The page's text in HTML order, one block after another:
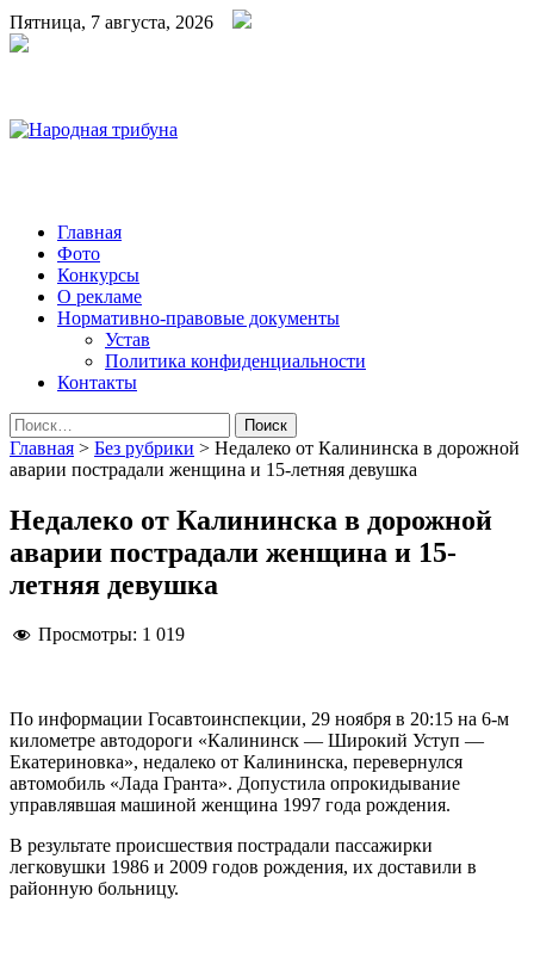
Пятница, 7 августа, 2026
Народная трибуна
Калининская районная газета
Главная
Фото
Конкурсы
О рекламе
Нормативно-правовые документы
Устав
Политика конфиденциальности
Контакты
Найти:
Главная > Без рубрики > Недалеко от Калининска в дорожной
аварии пострадали женщина и 15-летняя девушка
Недалеко от Калининска в дорожной
аварии пострадали женщина и 15-
летняя девушка
Просмотры: 1 019
По информации Госавтоинспекции, 29 ноября в 20:15 на 6-м
километре автодороги «Калининск — Широкий Уступ —
Екатериновка», недалеко от Калининска, перевернулся
автомобиль «Лада Гранта». Допустила опрокидывание
управлявшая машиной женщина 1997 года рождения.
В результате происшествия пострадали пассажирки
легковушки 1986 и 2009 годов рождения, их доставили в
районную больницу.